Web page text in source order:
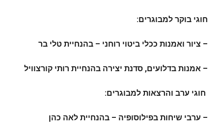
חוגי בוקר למבוגרים:
– ציור ואמנות ככלי ביטוי רוחני – בהנחיית טלי בר
– אמנות בדלועים, סדנת יצירה בהנחיית רותי קורצוויל
חוגי ערב והרצאות למבוגרים:
– ערבי שיחות בפילוסופיה – בהנחיית לאה כהן